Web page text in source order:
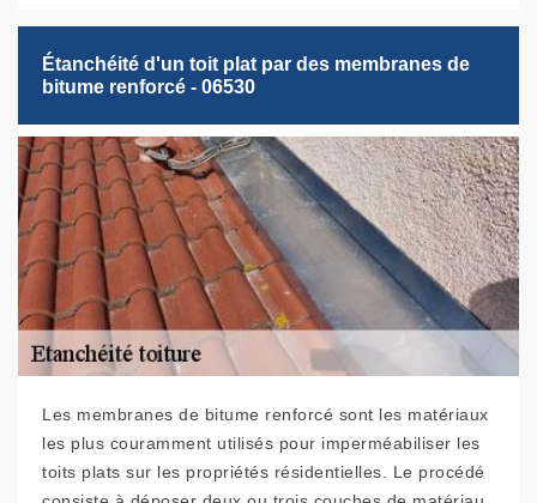
Étanchéité d'un toit plat par des membranes de
bitume renforcé - 06530
Les membranes de bitume renforcé sont les matériaux
les plus couramment utilisés pour imperméabiliser les
toits plats sur les propriétés résidentielles. Le procédé